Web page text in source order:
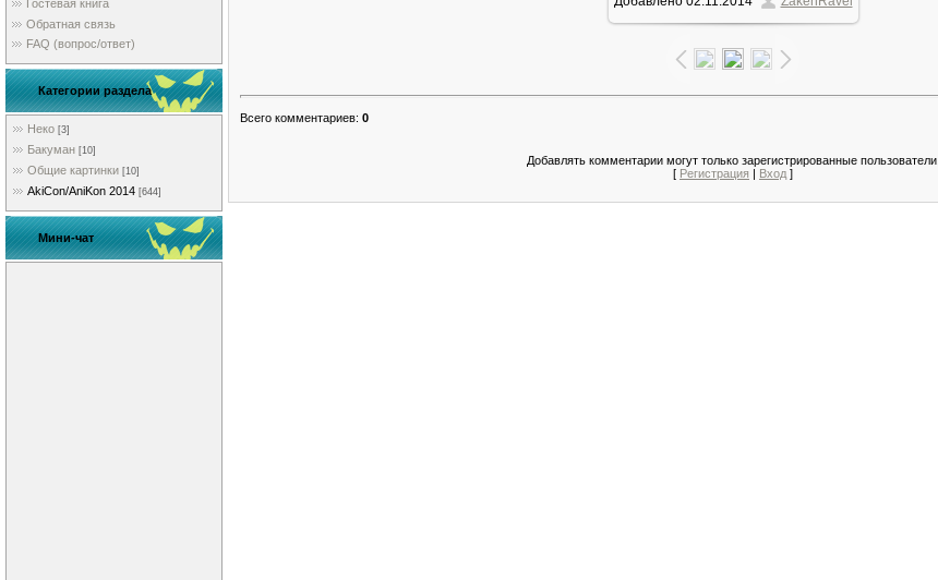
Гостевая книга
Обратная связь
FAQ (вопрос/ответ)
Категории раздела
Неко [3]
Бакуман [10]
Общие картинки [10]
AkiCon/AniKon 2014 [644]
Мини-чат
118.5Kb
Всего комментариев: 0
Добавлять комментарии могут только зарегистрированные пользователи.
[ Регистрация | Вход ]